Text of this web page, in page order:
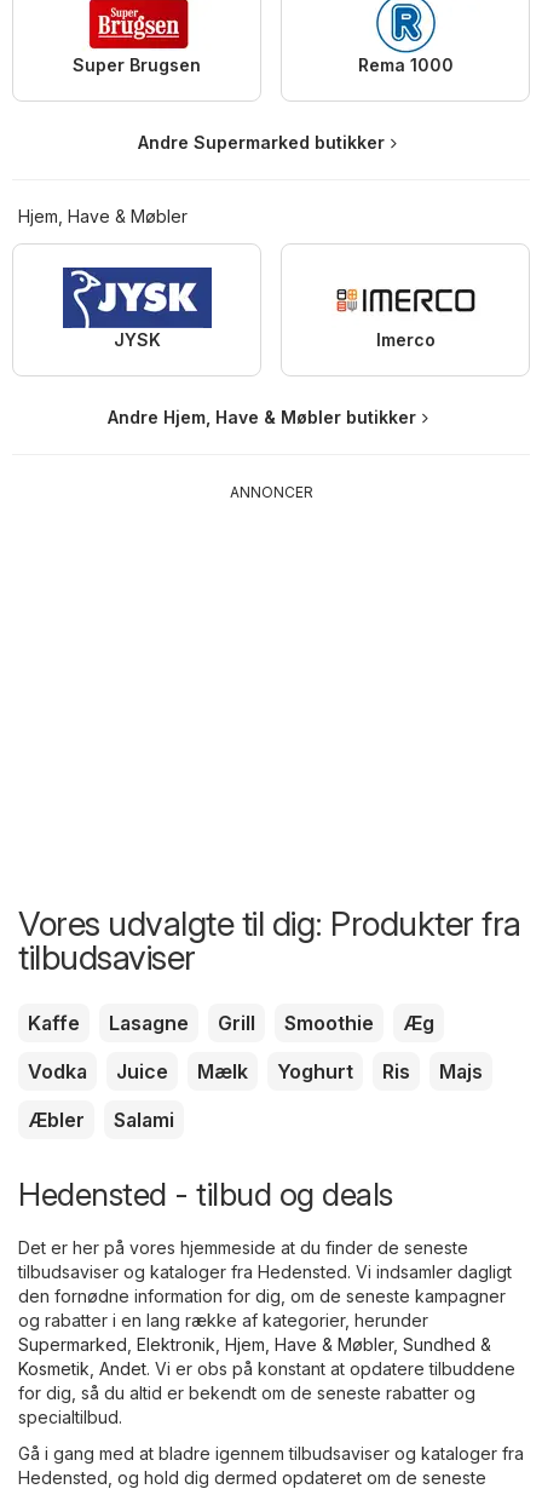
Super Brugsen Rema 1000
Andre Supermarked butikker
Hjem, Have & Møbler
JYSK Imerco
Andre Hjem, Have & Møbler butikker
ANNONCER
Vores udvalgte til dig: Produkter fra
tilbudsaviser
Kaffe Lasagne Grill Smoothie
Æg
Vodka
Juice Mælk Yoghurt Ris
Majs
Æbler
Salami
Hedensted - tilbud og deals
Det er her på vores hjemmeside at du finder de seneste
tilbudsaviser og kataloger fra Hedensted. Vi indsamler dagligt
den fornødne information for dig, om de seneste kampagner
og rabatter i en lang række af kategorier, herunder
Supermarked Elektronik Hjem, Have & Møbler, Sundhed &
Kosmetik Andet. Vi er obs på konstant at opdatere tilbuddene
for dig, så du altid er bekendt om de seneste rabatter og
specialtilbud.
Gå i gang med at bladre igennem tilbudsaviser og kataloger fra
Hedensted, og hold dig dermed opdateret om de seneste